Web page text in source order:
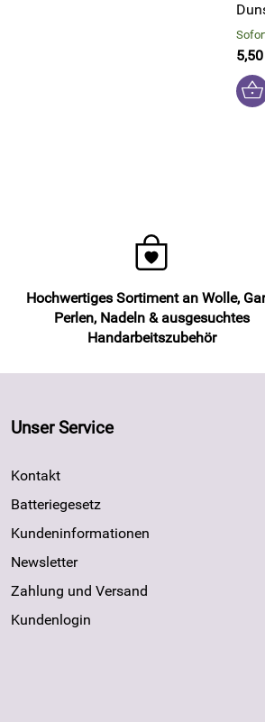
Hochwertiges Sortiment an Wolle,
Perlen, Nadeln & ausgesuchtes
Handarbeitszubehör
Unser Service
Kontakt
Batteriegesetz
Kundeninformationen
Newsletter
Zahlung und Versand
Kundenlogin